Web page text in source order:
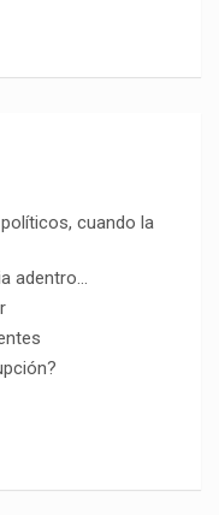
cuando la
adentro…